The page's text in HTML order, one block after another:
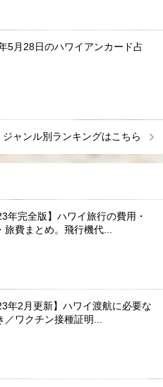
5月28日のハワイアンカード占
ジャンル別ランキングはこちら
年完全版】ハワイ旅行の費用・
旅費まとめ。飛行機代...
年2月更新】ハワイ渡航に必要な
／ワクチン接種証明...